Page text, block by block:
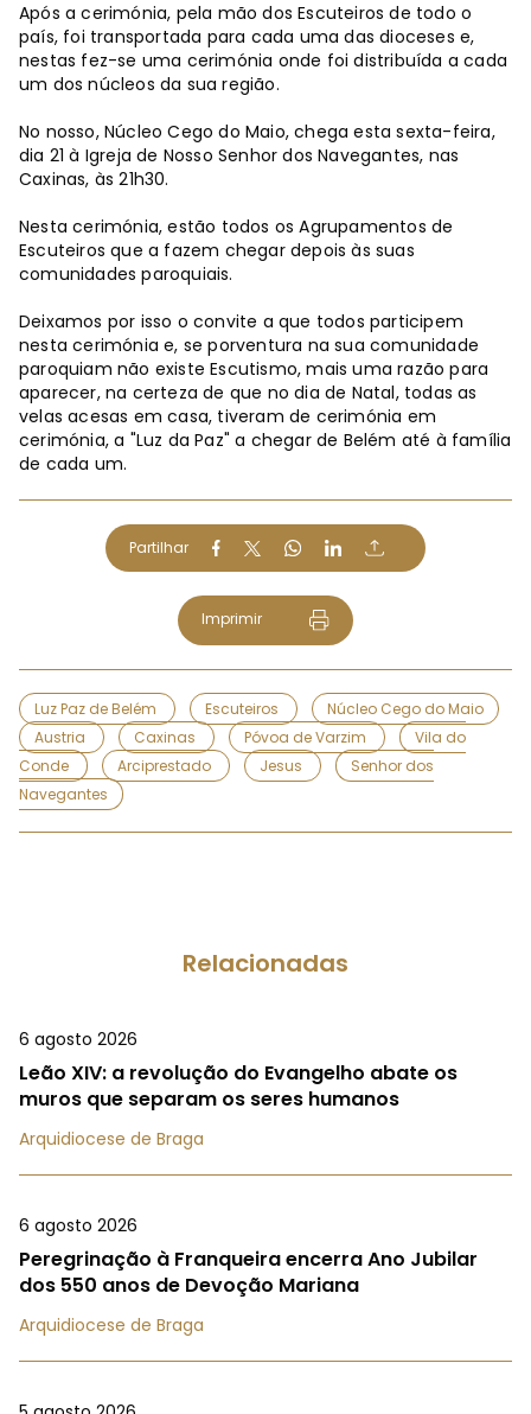
Após a cerimónia, pela mão dos Escuteiros de todo o
país, foi transportada para cada uma das dioceses e,
nestas fez-se uma cerimónia onde foi distribuída a cada
um dos núcleos da sua região.
No nosso, Núcleo Cego do Maio, chega esta sexta-feira,
dia 21 à Igreja de Nosso Senhor dos Navegantes, nas
Caxinas, às 21h30.
Nesta cerimónia, estão todos os Agrupamentos de
Escuteiros que a fazem chegar depois às suas
comunidades paroquiais.
Deixamos por isso o convite a que todos participem
nesta cerimónia e, se porventura na sua comunidade
paroquiam não existe Escutismo, mais uma razão para
aparecer, na certeza de que no dia de Natal, todas as
velas acesas em casa, tiveram de cerimónia em
cerimónia, a "Luz da Paz" a chegar de Belém até à família
de cada um.
Partilhar
Imprimir
Luz Paz de Belém Escuteiros
Núcleo Cego do Maio
Austria
Caxinas Póvoa de Varzim
Vila do
Conde
Arciprestado Jesus
Senhor dos
Navegantes
Relacionadas
6 agosto 2026
Leão XIV: a revolução do Evangelho abate os
muros que separam os seres humanos
Arquidiocese de Braga
6 agosto 2026
Peregrinação à Franqueira encerra Ano Jubilar
dos 550 anos de Devoção Mariana
Arquidiocese de Braga